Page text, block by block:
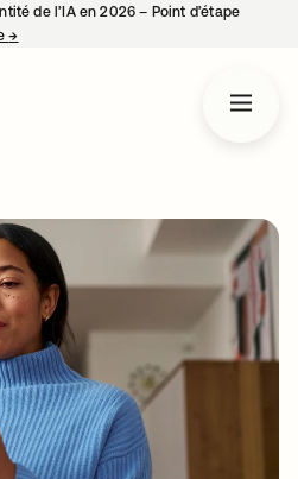
de l’IA en 2026 – Point d’étape
→